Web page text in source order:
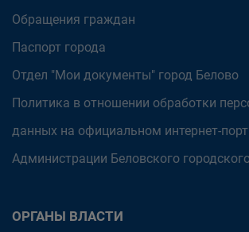
Обращения граждан
Паспорт города
Отдел "Мои документы" город Белово
Политика в отношении обработки
данных на официальном интернет-
Администрации Беловского
ОРГАНЫ ВЛАСТИ